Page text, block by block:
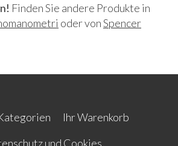
Finden Sie andere Produkte in
oder vonSpencer
Ihr Warenkorb
und Cookies